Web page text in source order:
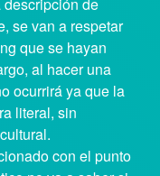
descripción de
se van a respetar
que se hayan
al hacer una
ocurrirá ya que la
literal, sin
con el punto